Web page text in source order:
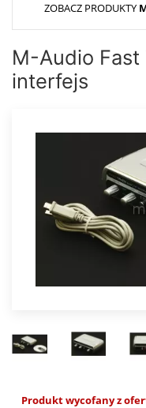
ZOBACZ PRODUKTY
M-Audio
interfejs
Produkt wycofany z